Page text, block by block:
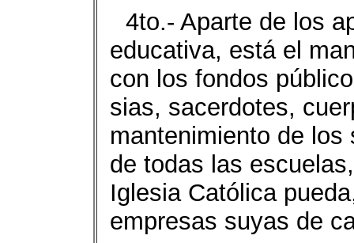
4to.- Aparte de los
educativa, está el
con los fondos
sias, sacerdotes,
mantenimiento de
de todas las
Iglesia Católica
empresas suyas de